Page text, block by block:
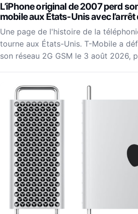
L’iPhone original de 2007 perd
mobile aux États-Unis avec l’arrêt
Une page de l'histoire de la
tourne aux États-Unis. T-Mobile a
son réseau 2G GSM le 3 août 2026,